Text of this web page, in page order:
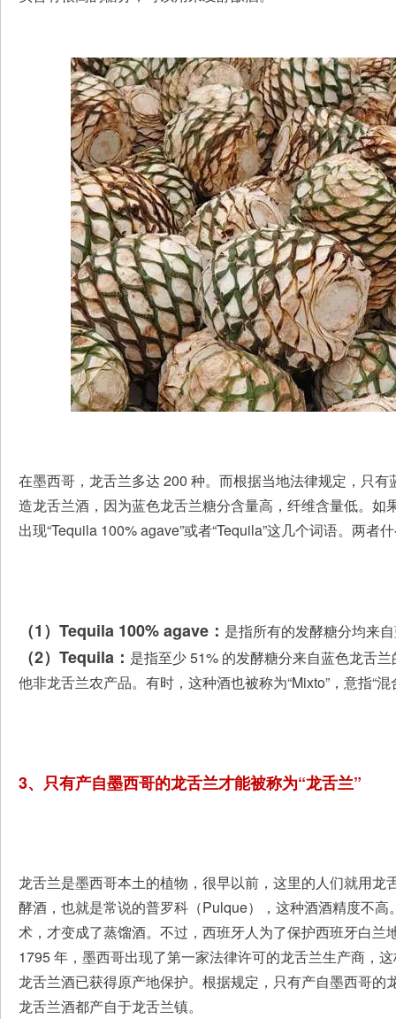
在墨西哥，龙舌兰多达 200 种。而根据当地法律规定，只
造龙舌兰酒，因为蓝色龙舌兰糖分含量高，纤维含量低。如
出现“Tequila 100% agave”或者“Tequila”这几个词语。两者
（1）Tequila 100% agave： 是指所有的发酵糖分均来
（2）Tequila： 是指至少 51% 的发酵糖分来自蓝色龙舌
他非龙舌兰农产品。有时，这种酒也被称为“Mixto”，意指“
3、只有产自墨西哥的龙舌兰才能被称为“龙舌兰”
龙舌兰是墨西哥本土的植物，很早以前，这里的人们就用龙
酵酒，也就是常说的普罗科（Pulque），这种酒酒精度不
术，才变成了蒸馏酒。不过，西班牙人为了保护西班牙白兰
1795 年，墨西哥出现了第一家法律许可的龙舌兰生产商，
龙舌兰酒已获得原产地保护。根据规定，只有产自墨西哥的
龙舌兰酒都产自于龙舌兰镇。